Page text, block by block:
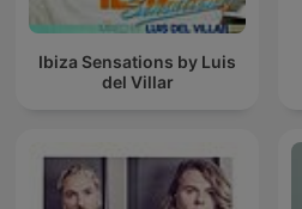
Ibiza Sensations by Luis
del Villar